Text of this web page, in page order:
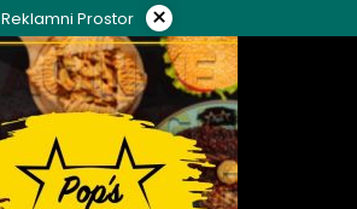
Reklamni Prostor ×